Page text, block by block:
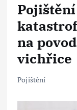
na
vichřice
Pojištění